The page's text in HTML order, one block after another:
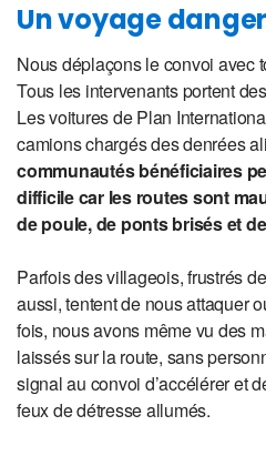
Un voyage
Nous déplaçons le convoi avec
Tous les intervenants portent
Les voitures de Plan
camions chargés des denrées
communautés bénéficiaires
difficile car les routes sont
de poule, de ponts brisés et
Parfois des villageois, frustrés
aussi, tentent de nous attaquer
fois, nous avons même vu des
laissés sur la route, sans
signal au convoi d’accélérer et
feux de détresse allumés.